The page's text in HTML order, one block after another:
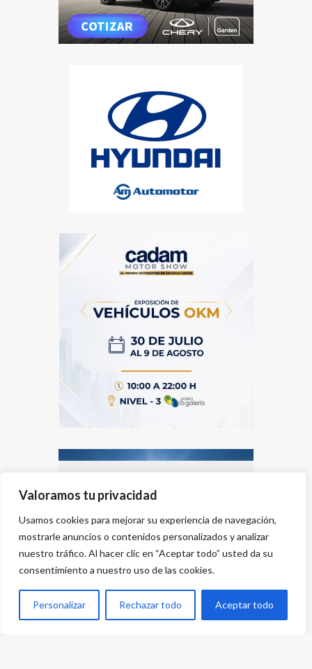
Valoramos tu privacidad
Usamos cookies para mejorar su experiencia de navegación,
mostrarle anuncios o contenidos personalizados y analizar
nuestro tráfico. Al hacer clic en “Aceptar todo” usted da su
consentimiento a nuestro uso de las cookies.
Personalizar Rechazar todo Aceptar todo